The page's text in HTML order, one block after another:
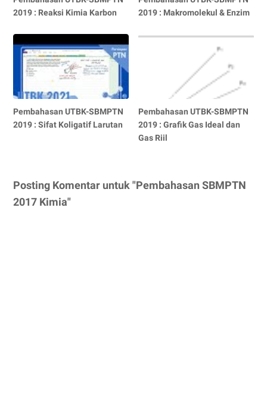
2019 : Reaksi Kimia Karbon
2019 : Makromolekul & Enzim
Pembahasan UTBK-SBMPTN
2019 : Sifat Koligatif Larutan
Pembahasan UTBK-SBMPTN
2019 : Grafik Gas Ideal dan
Gas Riil
Posting Komentar untuk "Pembahasan SBMPTN
2017 Kimia"